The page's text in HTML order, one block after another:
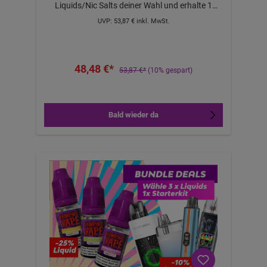
Liquids/Nic Salts deiner Wahl und erhalte 1
kompatibles Pod-Gerät 10% günstiger dazu –
ideal als Upgrade für dich oder als Geschenk für
bis dessertig, entwickelt für intensiven
startklar – einfach Pods/Coils einsetzen,
befüllen und genießen. Preisvorteil – mit echtem
fertig!
UVP: 53,87 € inkl. MwSt.
48,48 €* 53,87 €* (10% gespart)
Bald wieder da